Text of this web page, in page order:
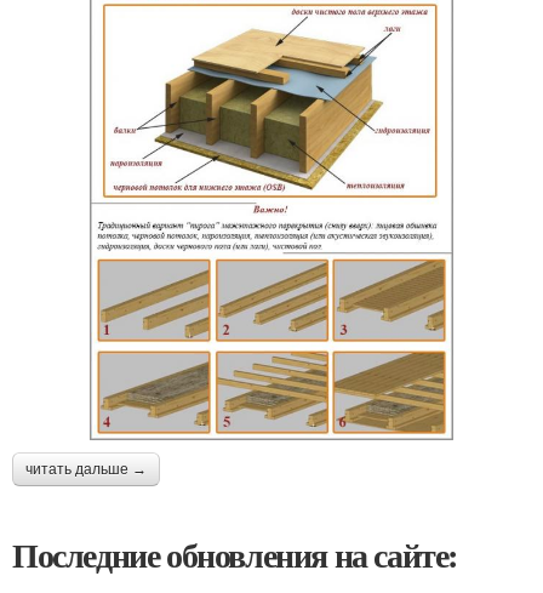
читать дальше →
Последние обновления на сайте: